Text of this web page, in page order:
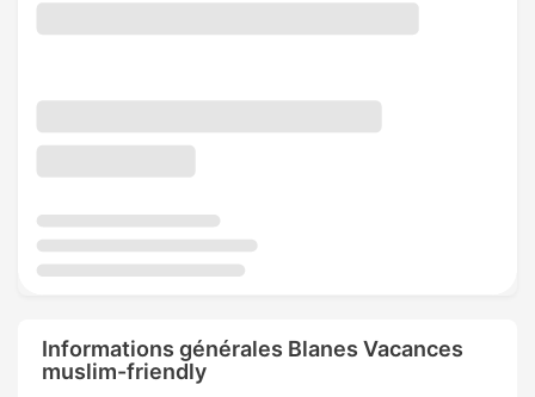
Informations générales Blanes Vacances
muslim-friendly